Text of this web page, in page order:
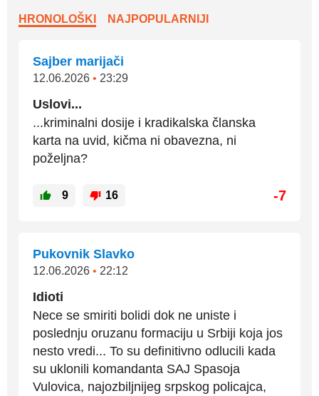
HRONOLOŠKI NAJPOPULARNIJI
Sajber marijači
12.06.2026 • 23:29
Uslovi...
...kriminalni dosije i kradikalska članska
karta na uvid, kičma ni obavezna, ni
poželjna?
9 16 -7
Pukovnik Slavko
12.06.2026 • 22:12
Idioti
Nece se smiriti bolidi dok ne uniste i
poslednju oruzanu formaciju u Srbiji koja jos
nesto vredi... To su definitivno odlucili kada
su uklonili komandanta SAJ Spasoja
Vulovica, najozbiljnijeg srpskog policajca,